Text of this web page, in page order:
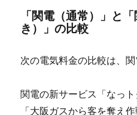
「関電（通常）」と
き）」の比較
次の電気料金の比較は、関
関電の新サービス「なっ
「大阪ガスから客を奪え